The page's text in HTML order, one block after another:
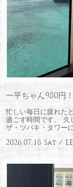
一平ちゃん980円
忙しい毎日に疲れた
過ごす時間です。 久
ザ・ツバキ・タワー
2026.07.18 Sat /